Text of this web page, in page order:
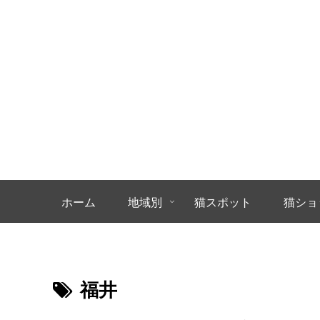
ホーム 地域別 猫スポット 猫シ
福井